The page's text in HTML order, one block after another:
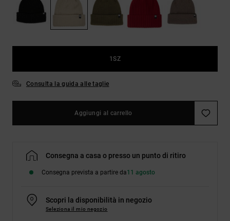
Borse e
risposte
alle
domande
frequenti e
modulo di
contatto.
Consulta
le FAQ
1SZ
Consulta la guida alle taglie
Aggiungi al carrello
Consegna a casa o presso un punto di ritiro
Consegna prevista a partire da11 agosto
Scopri la disponibilità in negozio
Seleziona il mio negozio